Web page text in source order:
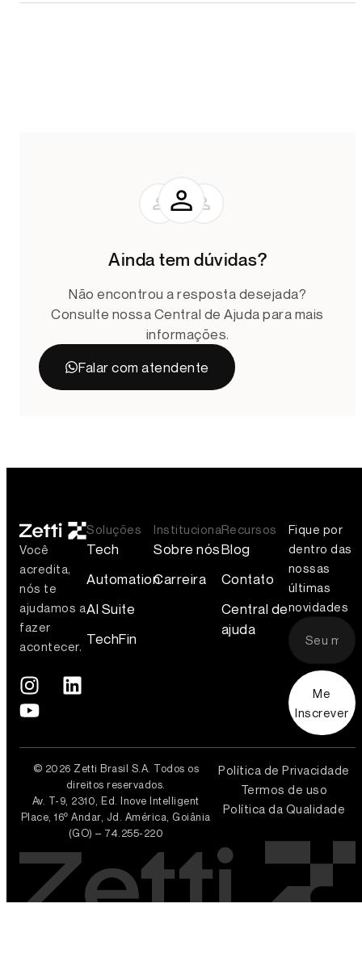
Ainda tem dúvidas?
Não encontrou a resposta desejada?
Consulte nossa Central de Ajuda para mais
informações.
Falar com atendente
Você
acredita,
nós te
ajudamos a
fazer
acontecer.
Soluções
Tech
Automation
AI Suite
TechFin
Institucional
Sobre nós
Carreira
Recursos
Blog
Contato
Central de
ajuda
Fique por
dentro das
nossas
últimas
novidades
Me
Inscrever
© 2026 Zetti Brasil S.A. Todos os
direitos reservados.
Av. T-9, 2310, Ed. Inove Intelligent
Place, 16º Andar, Jd. América, Goiânia
(GO) – 74.255-220
Política de Privacidade
Termos de uso
Política da Qualidade